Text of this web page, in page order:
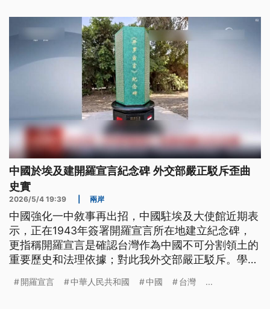
中國於埃及建開羅宣言紀念碑 外交部嚴正駁斥歪曲
史實
2026/5/4 19:39 兩岸
中國強化一中敘事再出招，中國駐埃及大使館近期表
示，正在1943年簽署開羅宣言所在地建立紀念碑，
更指稱開羅宣言是確認台灣作為中國不可分割領土的
重要歷史和法理依據；對此我外交部嚴正駁斥。學者
格，然而歷史事實很清楚，當年參與開羅會議的中、
開羅宣言 中華人民共和國 中國 台灣 ...